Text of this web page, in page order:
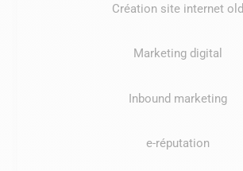
Création site internet old
Marketing digital
Inbound marketing
e-réputation